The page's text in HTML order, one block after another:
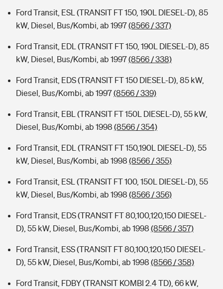
Ford Transit, ESL (TRANSIT FT 150, 190L DIESEL-D), 85
kW, Diesel, Bus/Kombi, ab 1997(8566 / 337)
Ford Transit, EDL (TRANSIT FT 150, 190L DIESEL-D), 85
kW, Diesel, Bus/Kombi, ab 1997(8566 / 338)
Ford Transit, EDS (TRANSIT FT 150 DIESEL-D), 85 kW,
Diesel, Bus/Kombi, ab 1997(8566 / 339)
Ford Transit, EBL (TRANSIT FT 150L DIESEL-D), 55 kW,
Diesel, Bus/Kombi, ab 1998 (8566 / 354)
Ford Transit, EDL (TRANSIT FT 150,190L DIESEL-D), 55
kW, Diesel, Bus/Kombi, ab 1998 (8566 / 355)
Ford Transit, ESL (TRANSIT FT 100, 150L DIESEL-D), 55
kW, Diesel, Bus/Kombi, ab 1998 (8566 / 356)
Ford Transit, EDS (TRANSIT FT 80,100,120,150 DIESEL-
D), 55 kW, Diesel, Bus/Kombi, ab 1998 (8566 / 357)
Ford Transit, ESS (TRANSIT FT 80,100,120,150 DIESEL-
D), 55 kW, Diesel, Bus/Kombi, ab 1998 (8566 / 358)
Ford Transit, FDBY (TRANSIT KOMBI 2.4 TD), 66 kW,